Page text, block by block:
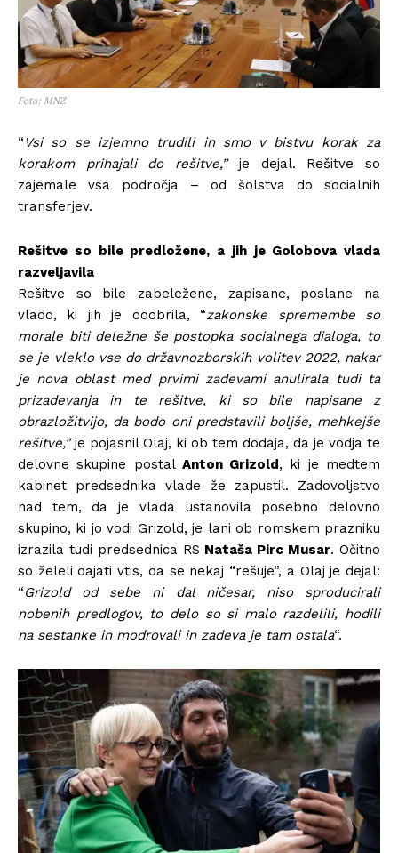
Foto: MNZ
“ Vsi so se izjemno trudili in smo v bistvu korak za
korakom prihajali do rešitve,”je dejal. Rešitve so
zajemale vsa področja – od šolstva do socialnih
transferjev.
Rešitve so bile predložene, a jih je Golobova vlada
razveljavila
Rešitve so bile zabeležene, zapisane, poslane na
vlado, ki jih je odobrila, “zakonske spremembe so
morale biti deležne še postopka socialnega dialoga, to
se je vleklo vse do državnozborskih volitev 2022, nakar
je nova oblast med prvimi zadevami anulirala tudi ta
prizadevanja in te rešitve, ki so bile napisane z
obrazložitvijo, da bodo oni predstavili boljše, mehkejše
rešitve,”je pojasnil Olaj, ki ob tem dodaja, da je vodja te
delovne skupine postal Anton Grizold, ki je medtem
kabinet predsednika vlade že zapustil. Zadovoljstvo
nad tem, da je vlada ustanovila posebno delovno
skupino, ki jo vodi Grizold, je lani ob romskem prazniku
izrazila tudi predsednica RS Nataša Pirc Musar. Očitno
so želeli dajati vtis, da se nekaj “rešuje”, a Olaj je dejal:
“Grizold od sebe ni dal ničesar, niso sproducirali
nobenih predlogov, to delo so si malo razdelili, hodili
na sestanke in modrovali in zadeva je tam ostala“.